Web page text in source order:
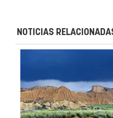
NOTICIAS